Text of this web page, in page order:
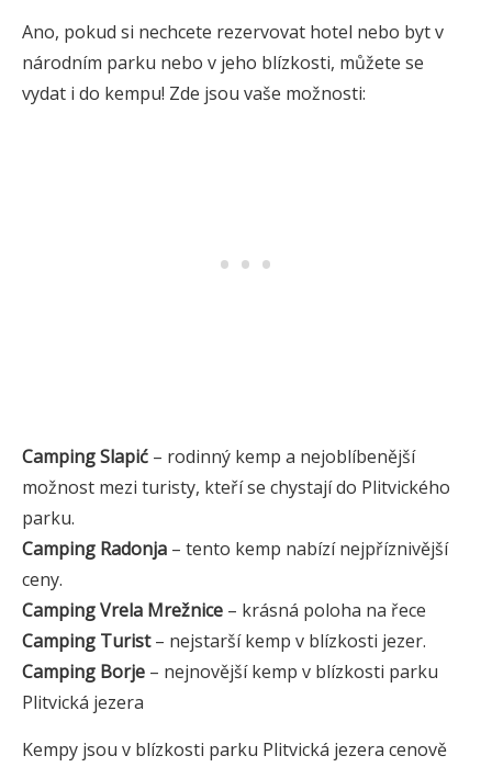
Ano, pokud si nechcete rezervovat hotel nebo byt v
národním parku nebo v jeho blízkosti, můžete se
vydat i do kempu! Zde jsou vaše možnosti:
Camping Slapić – rodinný kemp a nejoblíbenější
možnost mezi turisty, kteří se chystají do Plitvického
parku.
Camping Radonja – tento kemp nabízí nejpříznivější
ceny.
Camping Vrela Mrežnice – krásná poloha na řece
Camping Turist– nejstarší kemp v blízkosti jezer.
Camping Borje – nejnovější kemp v blízkosti parku
Plitvická jezera
Kempy jsou v blízkosti parku Plitvická jezera cenově